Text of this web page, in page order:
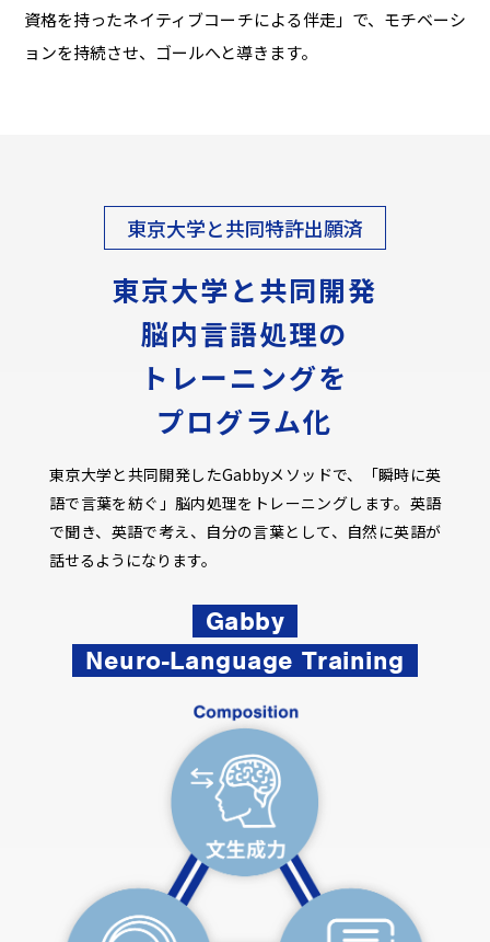
資格を持ったネイティブコーチによる伴走」で、モチベーシ
ョンを持続させ、ゴールへと導きます。
東京大学と共同特許出願済
東京大学と共同開発
脳内言語処理の
トレーニングを
プログラム化
東京大学と共同開発したGabbyメソッドで、「瞬時に英
語で言葉を紡ぐ」脳内処理をトレーニングします。英語
で聞き、英語で考え、自分の言葉として、自然に英語が
話せるようになります。
Gabby
Neuro-Language Training